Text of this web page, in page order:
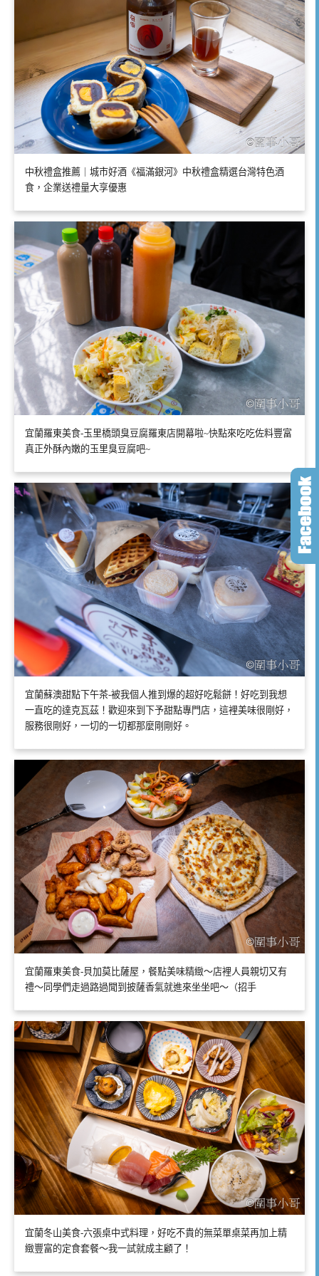
中秋禮盒推薦｜城市好酒《福滿銀河》中秋禮盒精選台灣特色酒
食，企業送禮量大享優惠
宜蘭羅東美食-玉里橋頭臭豆腐羅東店開幕啦~快點來吃吃佐料豐富
真正外酥內嫩的玉里臭豆腐吧~
宜蘭蘇澳甜點下午茶-被我個人推到爆的超好吃鬆餅！好吃到我想
一直吃的達克瓦茲！歡迎來到下予甜點專門店，這裡美味很剛好，
服務很剛好，一切的一切都那麼剛剛好。
宜蘭羅東美食-貝加莫比薩屋，餐點美味精緻～店裡人員親切又有
禮～同學們走過路過聞到披薩香氣就進來坐坐吧～（招手
宜蘭冬山美食-六張桌中式料理，好吃不貴的無菜單桌菜再加上精
緻豐富的定食套餐～我一試就成主顧了！